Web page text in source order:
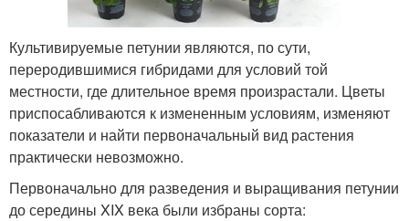
Культивируемые петунии являются, по сути,
переродившимися гибридами для условий той
местности, где длительное время произрастали. Цветы
приспосабливаются к измененным условиям, изменяют
показатели и найти первоначальный вид растения
практически невозможно.
Первоначально для разведения и выращивания петунии
до середины XIX века были избраны сорта: